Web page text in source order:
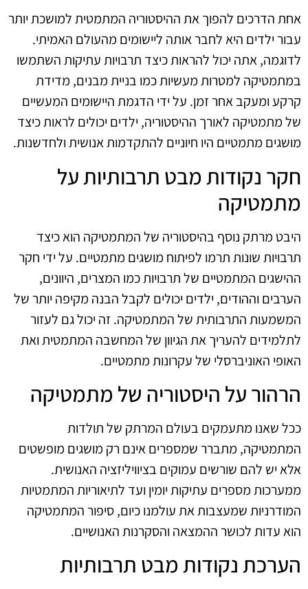
אחת הדרכים להפוך את ההיסטוריה המתמטית למושכת יותר
עבור ילדים היא לחבר אותה ליישומים מהעולם האמיתי.
לדוגמה, אתה יכול להראות כיצד תרבויות עתיקות השתמשו
במתמטיקה למטרות מעשיות כמו בניית מבנים, מדידת
קרקע ומעקב אחר זמן. על ידי הדגמת היישומים המעשיים
של מתמטיקה לאורך ההיסטוריה, ילדים יכולים לראות כיצד
מושגים מתמטיים היו חיוניים להתקדמות אנושית ולחדשנות.
חקר נקודות מבט תרבותיות על
מתמטיקה
היבט מרתק נוסף בהיסטוריה של המתמטיקה הוא כיצד
תרבויות שונות תרמו לפיתוח מושגים מתמטיים. על ידי חקר
ההישגים המתמטיים של תרבויות כמו המצרים, היוונים,
הערבים וההודים, ילדים יכולים לקבל הבנה מקיפה יותר של
המשמעות התרבותית של המתמטיקה. זה יכול גם לעזור
לתלמידים להעריך את הגיוון של המחשבה המתמטית ואת
האופי האוניברסלי של עקרונות מתמטיים.
הרהור על היסטוריה של מתמטיקה
ככל שאנו מתעמקים בעולם המרתק של תולדות
המתמטיקה, מתברר שמספרים אינם רק מושגים מופשטים
אלא יש להם שורשים עמוקים בציוויליזציה האנושית.
ממערכות מספרים עתיקות יומין ועד לתיאוריות המתמטיות
המודרניות שמעצבות את עולמנו כיום, סיפור המתמטיקה
הוא עדות לכושר ההמצאה והסקרנות האנושיים.
הערכת נקודות מבט תרבותיות